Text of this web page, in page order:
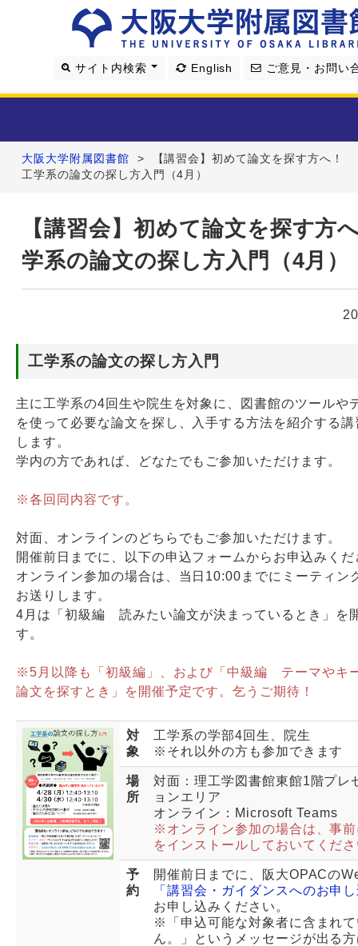
サイト内検索 English ご意見・お問い
利用案内
学習・研究支援
4つの図書館
Webサービス
大阪大学附属図書館 >
【講習会】初めて論文を探す方へ！
工学系の論文の探し方入門（4月）
【講習会】初めて論文を探す方
学系の論文の探し方入門（4月）
工学系の論文の探し方入門
主に工学系の4回生や院生を対象に、図書館のツールや
を使って必要な論文を探し、入手する方法を紹介する
します。
学内の方であれば、どなたでもご参加いただけます。
※各回同内容です。
対面、オンラインのどちらでもご参加いただけます。
開催前日までに、以下の申込フォームからお申込みくだ
オンライン参加の場合は、当日10:00までにミーティン
お送りします。
4月は「初級編 読みたい論文が決まっているとき」を
す。
※5月以降も「初級編」、および「中級編 テーマやキ
論文を探すとき」を開催予定です。乞うご期待！
対
象
工学系の学部4回生、院生
※それ以外の方も参加できます
場
所
対面：理工学図書館東館1階プレ
ョンエリア
オンライン：Microsoft Teams
※オンライン参加の場合は、事
をインストールしておいてくだ
予
約
開催前日までに、阪大OPACの
「講習会・ガイダンスへのお申
お申し込みください。
※「申込可能な対象者に含まれ
ん。」というメッセージが出る